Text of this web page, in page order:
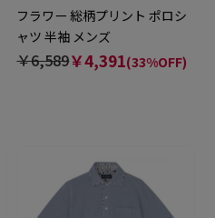
フラワー 総柄プリント ポロシ
ャツ 半袖 メンズ
￥6,589￥4,391(33%OFF)